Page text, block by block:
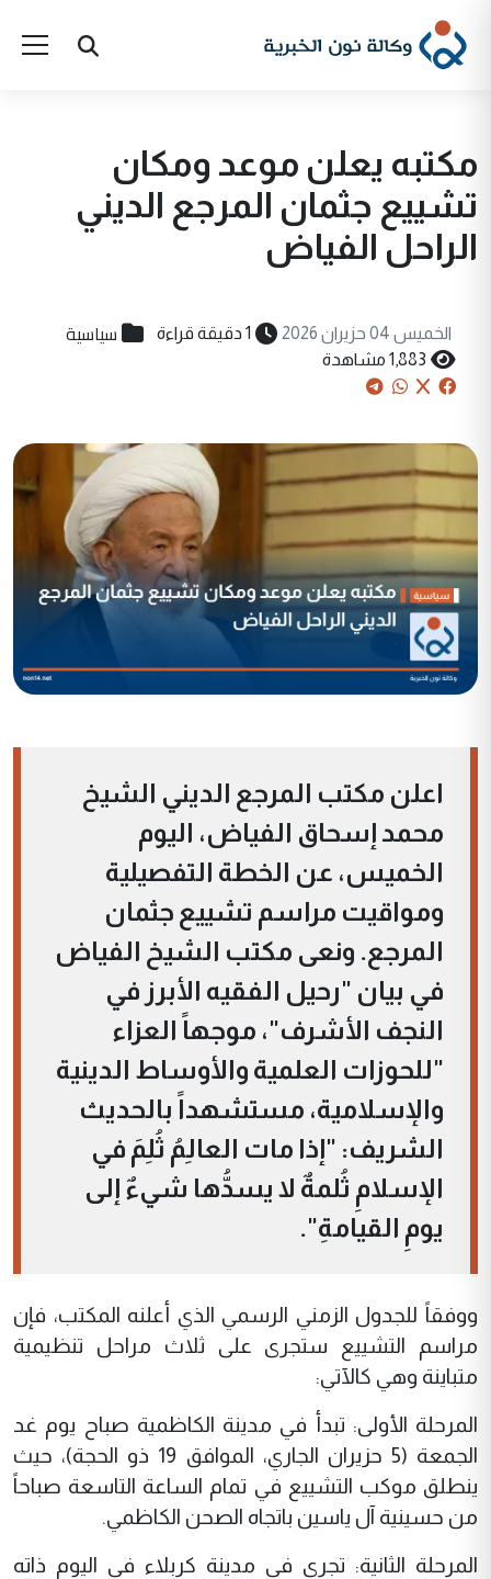
مكتبه يعلن موعد ومكان
تشييع جثمان المرجع الديني
الراحل الفياض
الخميس 04 حزيران 2026 1 دقيقة قراءة سياسية
1,883 مشاهدة
اعلن مكتب المرجع الديني الشيخ
محمد إسحاق الفياض، اليوم
الخميس، عن الخطة التفصيلية
ومواقيت مراسم تشييع جثمان
المرجع. ونعى مكتب الشيخ الفياض
في بيان "رحيل الفقيه الأبرز في
النجف الأشرف"، موجهاً العزاء
"للحوزات العلمية والأوساط الدينية
والإسلامية، مستشهداً بالحديث
الشريف: "إذا مات العالِمُ ثُلِمَ في
الإسلامِ ثُلمةٌ لا يسدُّها شيءٌ إلى
يومِ القيامةِ".
ووفقاً للجدول الزمني الرسمي الذي أعلنه المكتب، فإن
مراسم التشييع ستجرى على ثلاث مراحل تنظيمية
متباينة وهي كالآتي:
المرحلة الأولى: تبدأ في مدينة الكاظمية صباح يوم غد
الجمعة (5 حزيران الجاري، الموافق 19 ذو الحجة)، حيث
ينطلق موكب التشييع في تمام الساعة التاسعة صباحاً
من حسينية آل ياسين باتجاه الصحن الكاظمي.
المرحلة الثانية: تجرى في مدينة كربلاء في اليوم ذاته